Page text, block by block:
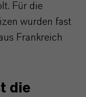
Für die
wurden fast
Frankreich
die